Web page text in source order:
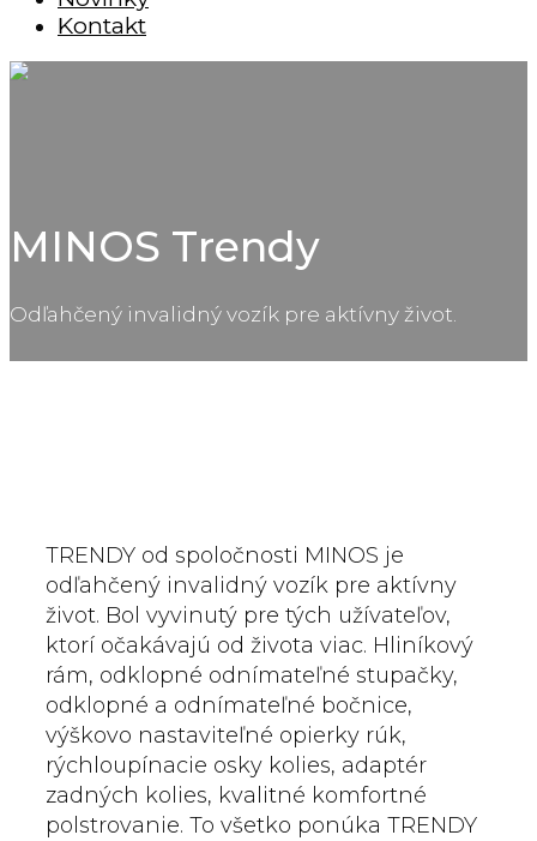
Kontakt
MINOS Trendy
Odľahčený invalidný vozík pre aktívny život.
TRENDY od spoločnosti MINOS je
odľahčený invalidný vozík pre aktívny
život. Bol vyvinutý pre tých užívateľov,
ktorí očakávajú od života viac. Hliníkový
rám, odklopné odnímateľné stupačky,
odklopné a odnímateľné bočnice,
výškovo nastaviteľné opierky rúk,
rýchloupínacie osky kolies, adaptér
zadných kolies, kvalitné komfortné
polstrovanie. To všetko ponúka TRENDY